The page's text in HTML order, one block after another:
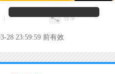
分享
28 23:59:59 前有效